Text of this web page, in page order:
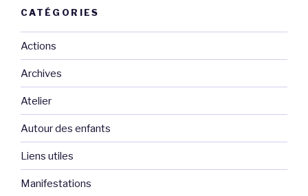
CATÉGORIES
Actions
Archives
Atelier
Autour des enfants
Liens utiles
Manifestations